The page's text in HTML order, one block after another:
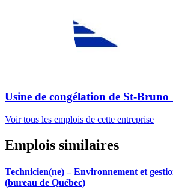
Usine de congélation de St-Bruno
Voir tous les emplois de cette entreprise
Emplois similaires
Technicien(ne) – Environnement et
(bureau de Québec)